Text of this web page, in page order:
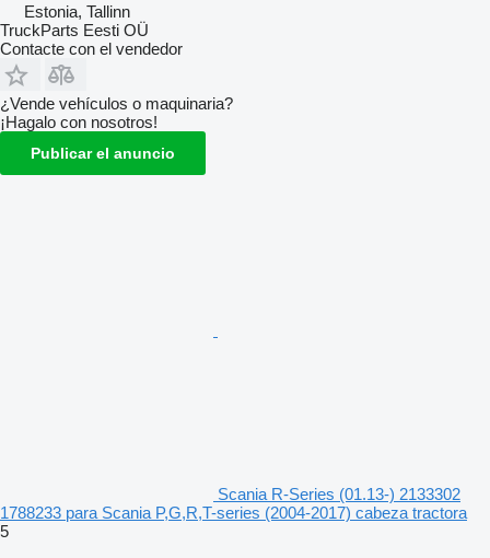
Estonia, Tallinn
TruckParts Eesti OÜ
Contacte con el vendedor
¿Vende vehículos o maquinaria?
¡Hagalo con nosotros!
Publicar el anuncio
Scania R-Series (01.13-) 2133302
1788233 para Scania P,G,R,T-series (2004-2017) cabeza tractora
5